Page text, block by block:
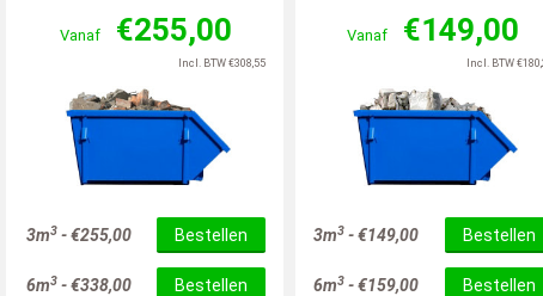
Vanaf €255,00
Incl. BTW€308,55
3m3 -€255,00 Bestellen
6m3 -€338,00 Bestellen
Vanaf €149,00
Incl. BTW €
3m3 -€149,00 Bestellen
6m3 -€159,00 Bestellen
5 containers
10/10
alles is goed verlopen keurig
op tijd geleverd ga hier zeker
we weer 1 nodig [..]
Lees meer »
10
Helaas niet meer dan
Levering op
gevraagd, maar vooruit.
Lees meer »